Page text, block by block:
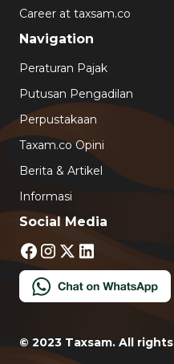
Career at taxsam.co
Navigation
Peraturan Pajak
Putusan Pengadilan
Perpustakaan
Taxam.co Opini
Berita & Artikel
Informasi
Social Media
© 2023 Taxsam. All